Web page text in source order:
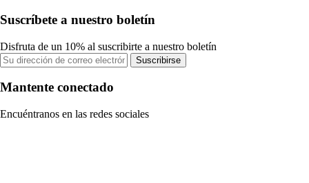
Suscríbete a nuestro boletín
Disfruta de un 10% al suscribirte a nuestro boletín
Suscribirse
Mantente conectado
Encuéntranos en las redes sociales